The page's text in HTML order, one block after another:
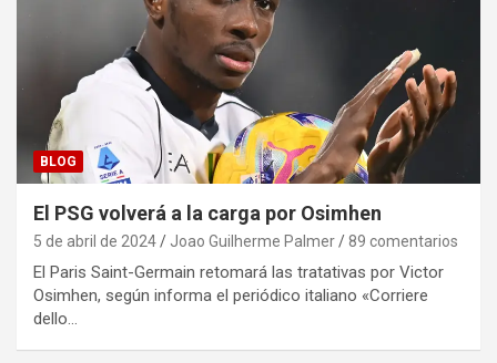
BLOG
El PSG volverá a la carga por Osimhen
5 de abril de 2024 Joao Guilherme Palmer 89 comentarios
El Paris Saint-Germain retomará las tratativas por Victor
Osimhen, según informa el periódico italiano «Corriere
dello…